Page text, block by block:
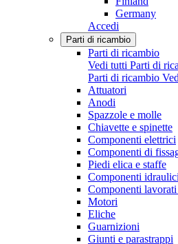
Germany
Accedi
Parti di ricambio
Parti di ricambio
Vedi tutti Parti di
Parti di ricambio
Attuatori
Anodi
Spazzole e molle
Chiavette e spinette
Componenti elettrici
Componenti di
Piedi elica e staffe
Componenti idraulici
Componenti lavorati
Motori
Eliche
Guarnizioni
Giunti e parastrappi